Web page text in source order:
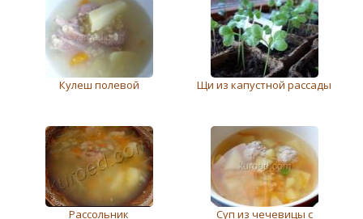
Кулеш полевой Щи из капустной рассады
Рассольник Суп из чечевицы с